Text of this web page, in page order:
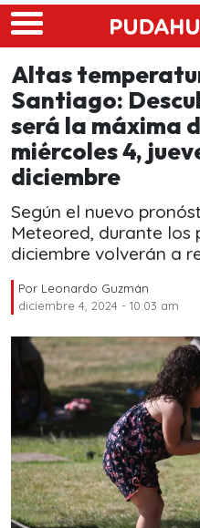
Skip to main content
Altas
Santiago:
será la máxima
miércoles 4,
diciembre
Según el nuevo
Meteored, durante los
diciembre volverán a
Por Leonardo Guzmán
diciembre 4, 2024 - 10:03 am